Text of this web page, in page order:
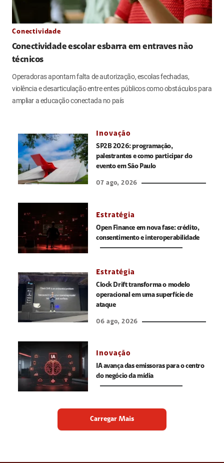
Conectividade
Conectividade escolar esbarra em entraves não
técnicos
Operadoras apontam falta de autorização, escolas fechadas,
violência e desarticulação entre entes públicos como obstáculos para
ampliar a educação conectada no país
Inovação
SP2B 2026: programação,
palestrantes e como participar do
evento em São Paulo
07 ago, 2026
Estratégia
Open Finance em nova fase: crédito,
consentimento e interoperabilidade
Estratégia
Clock Drift transforma o modelo
operacional em uma superfície de
ataque
06 ago, 2026
Inovação
IA avança das emissoras para o centro
do negócio da mídia
Carregar Mais